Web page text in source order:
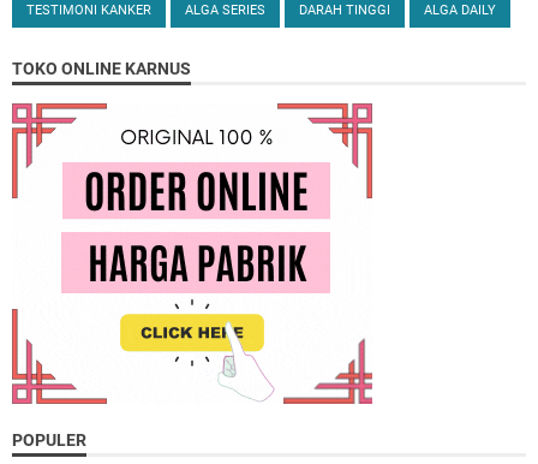
TESTIMONI KANKER ALGA SERIES DARAH TINGGI ALGA DAILY
TOKO ONLINE KARNUS
POPULER